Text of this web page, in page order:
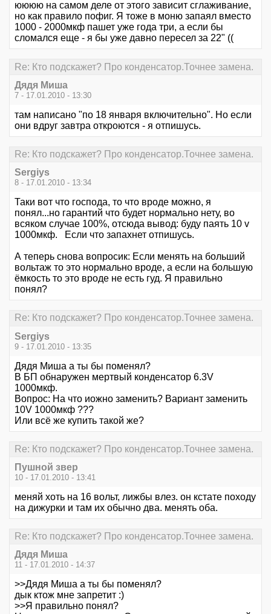
юююю на самом деле от этого зависит сглаживание,
но как правило пофиг. Я тоже в моню запаял вместо
1000 - 2000мкф пашет уже года три, а если бы
сломался еще - я бы уже давно пересел за 22" ((
Re: Кто подскажет? Про конденсатор.Точнее замена.
Дядя Миша
7 - 17.01.2010 - 13:30
там написано "по 18 января включительно". Но если
они вдруг завтра откроются - я отпишусь.
Re: Кто подскажет? Про конденсатор.Точнее замена.
Sergiys
8 - 17.01.2010 - 13:34
Таки вот что господа, то что вроде можно, я
понял...но гарантий что будет нормально нету, во
всяком случае 100%, отсюда вывод: буду паять 10 v
1000мкф. Если что запахнет отпишусь.
А теперь снова вопросик: Если менять на больший
вольтаж то это нормально вроде, а если на большую
ёмкость то это вроде не есть гуд. Я правильно
понял?
Re: Кто подскажет? Про конденсатор.Точнее замена.
Sergiys
9 - 17.01.2010 - 13:35
Дядя Миша а ты бы поменял?
В БП обнаружен мертвый конденсатор 6.3V
1000мкф.
Вопрос: На что иожно заменить? Вариант заменить
10V 1000мкф ???
Или всё же купить такой же?
Re: Кто подскажет? Про конденсатор.Точнее замена.
Пушной звер
10 - 17.01.2010 - 13:41
меняй хоть на 16 вольт, лижбы влез. он кстате походу
на дижурки и там их обычно два. менять оба.
Re: Кто подскажет? Про конденсатор.Точнее замена.
Дядя Миша
11 - 17.01.2010 - 14:37
>>Дядя Миша а ты бы поменял?
дык ктож мне запретит :)
>>Я правильно понял?